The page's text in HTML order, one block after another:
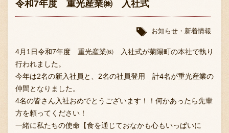
お問い合わせ
令和7年度 重光産業㈱ 入社式
お知らせ・新着情報
4月1日令和7年度 重光産業㈱ 入社式が菊陽町の本社で執り
行われました。
今年は2名の新入社員と、2名の社員登用 計4名が重光産業の
仲間となりました。
4名の皆さん入社おめでとうございます！！何かあったら先輩
方を頼ってください！
一緒に私たちの使命【食を通じておなかも心もいっぱいに